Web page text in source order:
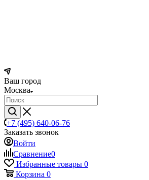
Ваш город
Москва
+7 (495) 640-06-76
Заказать звонок
Войти
Сравнение0
Избранные товары 0
Корзина 0